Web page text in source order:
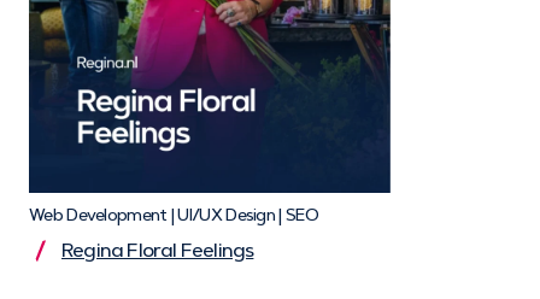
Web Development | UI/UX Design | SEO
Regina Floral Feelings